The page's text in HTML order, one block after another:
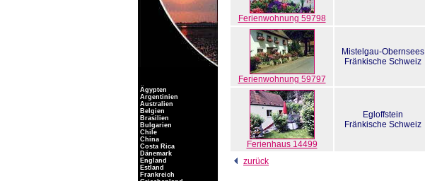
Ferienwohnung 59798
Ferienwohnung 59797
Mistelgau-Obernsees
Fränkische Schweiz
Ferienhaus 14499
Egloffstein
Fränkische Schweiz
zurück
Ägypten
Argentinien
Australien
Belgien
Brasilien
Bulgarien
Chile
China
Costa Rica
Dänemark
England
Estland
Frankreich